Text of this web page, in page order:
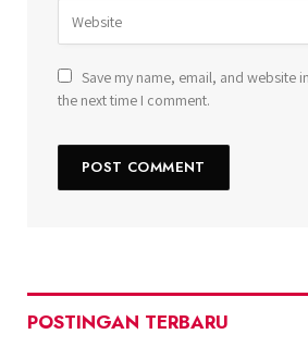
Save my name, email, and website
the next time I comment.
POSTINGAN TERBARU